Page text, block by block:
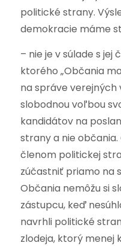
politické strany.
demokracie máme
– nie je v súlade s jej
ktorého „Občania
na správe
slobodnou voľbou
kandidátov na
strany a nie
členom politickej
zúčastniť priamo na
Občania nemôžu si
zástupcu, keď
navrhli politické
zlodeja, ktorý menej